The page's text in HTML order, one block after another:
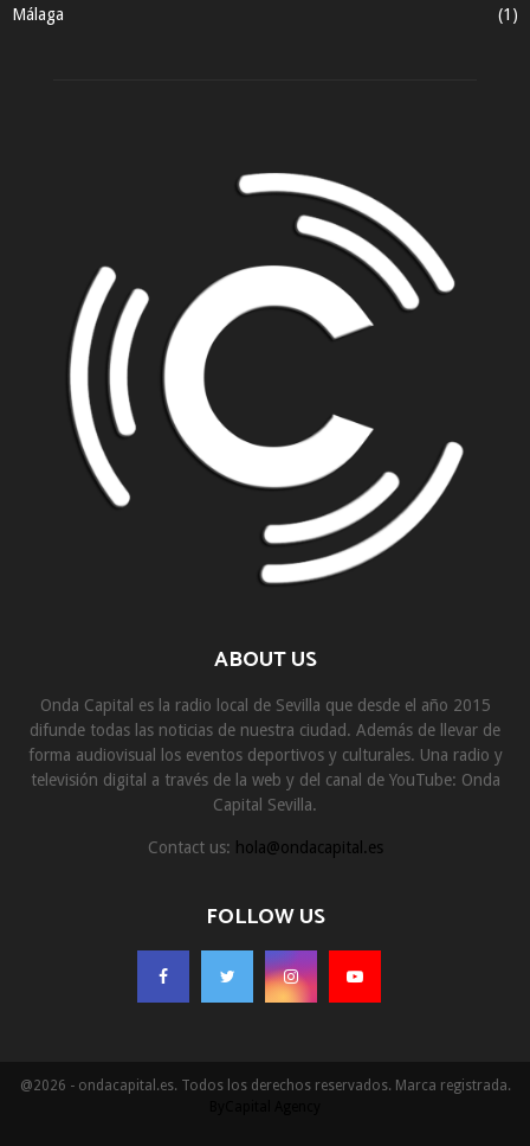
Málaga
(1)
ABOUT US
Onda Capital es la radio local de Sevilla que desde el año 2015
difunde todas las noticias de nuestra ciudad. Además de llevar de
forma audiovisual los eventos deportivos y culturales. Una radio y
televisión digital a través de la web y del canal de YouTube: Onda
Capital Sevilla.
Contact us: hola@ondacapital.es
FOLLOW US
@2026 - ondacapital.es. Todos los derechos reservados. Marca registrada.